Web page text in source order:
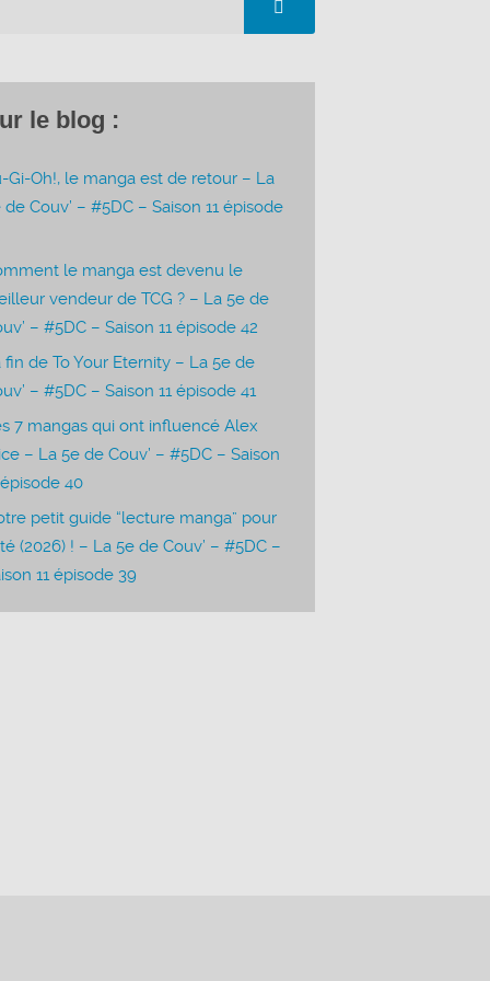
le blog :
Gi-Oh!, le manga est de retour – La
de Couv’ – #5DC – Saison 11 épisode
le manga est devenu le
vendeur de TCG ? – La 5e de
– #5DC – Saison 11 épisode 42
fin de To Your Eternity – La 5e de
– #5DC – Saison 11 épisode 41
7 mangas qui ont influencé Alex
– La 5e de Couv’ – #5DC – Saison
épisode 40
petit guide “lecture manga” pour
(2026) ! – La 5e de Couv’ – #5DC –
11 épisode 39